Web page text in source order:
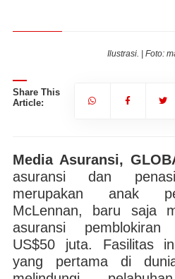
Ilustrasi. | Foto:
Share This
Article:
Media Asuransi,
asuransi dan
merupakan anak
McLennan, baru saja
asuransi
US$50 juta. Fasilitas
yang pertama di